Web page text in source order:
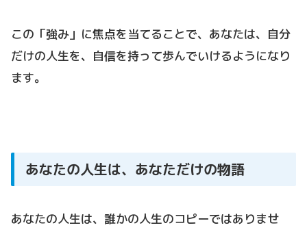
この「強み」に焦点を当てることで、あなたは、自分
だけの人生を、自信を持って歩んでいけるようになり
ます。
あなたの人生は、あなただけの物語
あなたの人生は、誰かの人生のコピーではありませ